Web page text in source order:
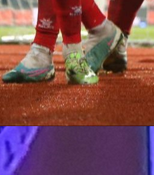
utakmice bez VAR-a!